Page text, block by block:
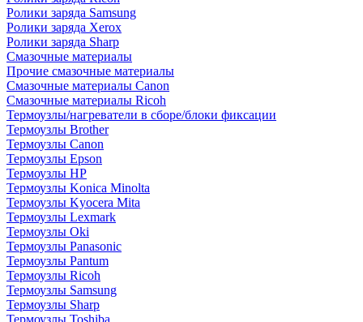
Ролики заряда Samsung
Ролики заряда Xerox
Ролики заряда Sharp
Смазочные материалы
Прочие смазочные материалы
Смазочные материалы Canon
Смазочные материалы Ricoh
Термоузлы/нагреватели в сборе/блоки фиксации
Термоузлы Brother
Термоузлы Canon
Термоузлы Epson
Термоузлы HP
Термоузлы Konica Minolta
Термоузлы Kyocera Mita
Термоузлы Lexmark
Термоузлы Oki
Термоузлы Panasonic
Термоузлы Pantum
Термоузлы Ricoh
Термоузлы Samsung
Термоузлы Sharp
Термоузлы Toshiba